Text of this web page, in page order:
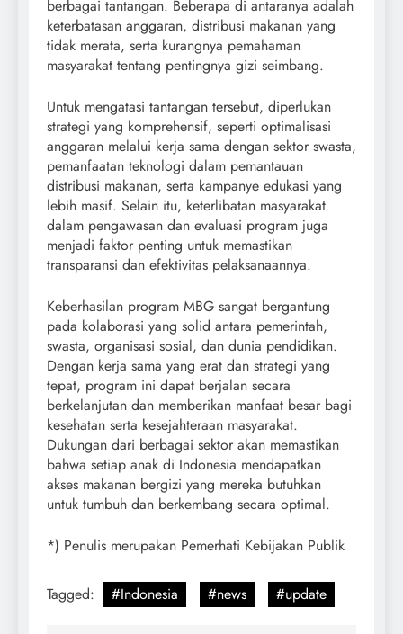
berbagai tantangan. Beberapa di antaranya adalah
keterbatasan anggaran, distribusi makanan yang
tidak merata, serta kurangnya pemahaman
masyarakat tentang pentingnya gizi seimbang.
Untuk mengatasi tantangan tersebut, diperlukan
strategi yang komprehensif, seperti optimalisasi
anggaran melalui kerja sama dengan sektor swasta,
pemanfaatan teknologi dalam pemantauan
distribusi makanan, serta kampanye edukasi yang
lebih masif. Selain itu, keterlibatan masyarakat
dalam pengawasan dan evaluasi program juga
menjadi faktor penting untuk memastikan
transparansi dan efektivitas pelaksanaannya.
Keberhasilan program MBG sangat bergantung
pada kolaborasi yang solid antara pemerintah,
swasta, organisasi sosial, dan dunia pendidikan.
Dengan kerja sama yang erat dan strategi yang
tepat, program ini dapat berjalan secara
berkelanjutan dan memberikan manfaat besar bagi
kesehatan serta kesejahteraan masyarakat.
Dukungan dari berbagai sektor akan memastikan
bahwa setiap anak di Indonesia mendapatkan
akses makanan bergizi yang mereka butuhkan
untuk tumbuh dan berkembang secara optimal.
*) Penulis merupakan Pemerhati Kebijakan Publik
Tagged: #Indonesia #news #update